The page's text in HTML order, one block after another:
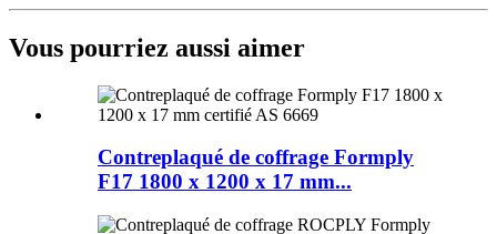
Vous pourriez aussi aimer
Contreplaqué de coffrage Formply
F17 1800 x 1200 x 17 mm...